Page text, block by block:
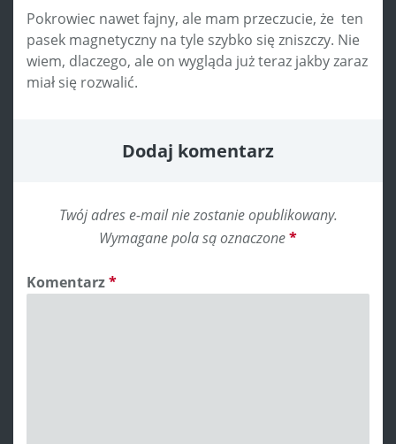
Pokrowiec nawet fajny, ale mam przeczucie, że ten
pasek magnetyczny na tyle szybko się zniszczy. Nie
wiem, dlaczego, ale on wygląda już teraz jakby zaraz
miał się rozwalić.
Dodaj komentarz
Twój adres e-mail nie zostanie opublikowany.
Wymagane pola są oznaczone*
Komentarz*